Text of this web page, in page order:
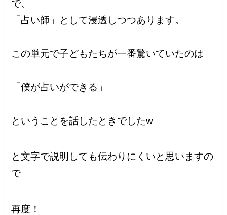
で、
「占い師」として浸透しつつあります。
この単元で子どもたちが一番驚いていたのは
「僕が占いができる」
ということを話したときでしたw
と文字で説明しても伝わりにくいと思いますの
で
再度！